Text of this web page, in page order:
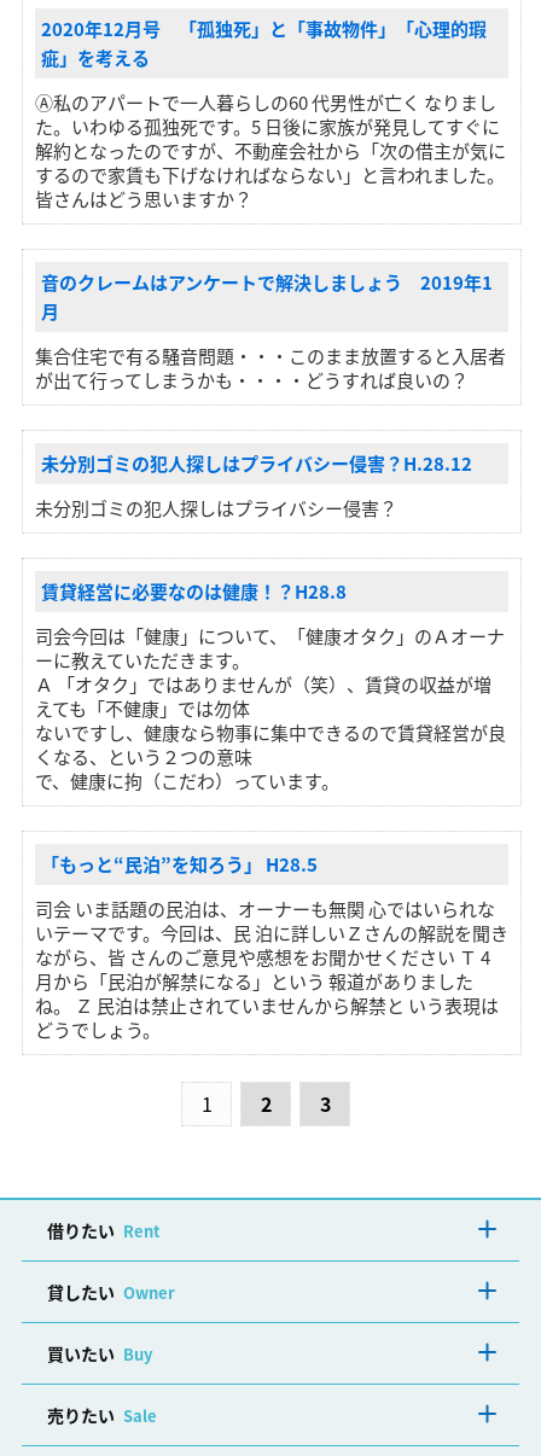
2020年12月号 「孤独死」と「事故物件」「心理的瑕
疵」を考える
Ⓐ私のアパートで一人暮らしの60 代男性が亡く なりまし
た。いわゆる孤独死です。5 日後に家族が発見してすぐに
解約となったのですが、不動産会社から「次の借主が気に
するので家賃も下げなければならない」と言われました。
皆さんはどう思いますか？
音のクレームはアンケートで解決しましょう 2019年1
月
集合住宅で有る騒音問題・・・このまま放置すると入居者
が出て行ってしまうかも・・・・どうすれば良いの？
未分別ゴミの犯人探しはプライバシー侵害？H.28.12
未分別ゴミの犯人探しはプライバシー侵害？
賃貸経営に必要なのは健康！？H28.8
司会今回は「健康」について、「健康オタク」のＡオーナ
ーに教えていただきます。
Ａ 「オタク」ではありませんが（笑）、賃貸の収益が増
えても「不健康」では勿体
ないですし、健康なら物事に集中できるので賃貸経営が良
くなる、という２つの意味
で、健康に拘（こだわ）っています。
「もっと“民泊”を知ろう」 H28.5
司会 いま話題の民泊は、オーナーも無関 心ではいられな
いテーマです。今回は、民 泊に詳しいＺさんの解説を聞き
ながら、皆 さんのご意見や感想をお聞かせください Ｔ 4
月から「民泊が解禁になる」という 報道がありました
ね。 Ｚ 民泊は禁止されていませんから解禁と いう表現は
どうでしょう。
1 2 3
借りたい Rent
貸したい Owner
買いたい Buy
売りたい Sale